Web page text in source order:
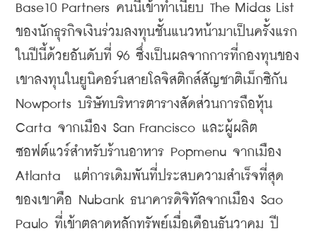
Base10 Partners คนนี้เข้าทำเนียบ The Midas List
ของนักธุรกิจเงินร่วมลงทุนชั้นแนวหน้ามาเป็นครั้งแรก
ในปีนี้ด้วยอันดับที่ 96 ซึ่งเป็นผลจากการที่กองทุนของ
เขาลงทุนในยูนิคอร์นสายโลจิสติกส์สัญชาติเม็กซิกัน
Nowports บริษัทบริหารตารางสัดส่วนการถือหุ้น
Carta จากเมือง San Francisco และผู้ผลิต
ซอฟต์แวร์สำหรับร้านอาหาร Popmenu จากเมือง
Atlanta  แต่การเดิมพันที่ประสบความสำเร็จที่สุด
ของเขาคือ Nubank ธนาคารดิจิทัลจากเมือง Sao
Paulo ที่เข้าตลาดหลักทรัพย์เมื่อเดือนธันวาคม ปี